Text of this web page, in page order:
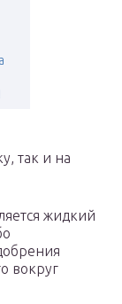
так и на
жидкий
вокруг